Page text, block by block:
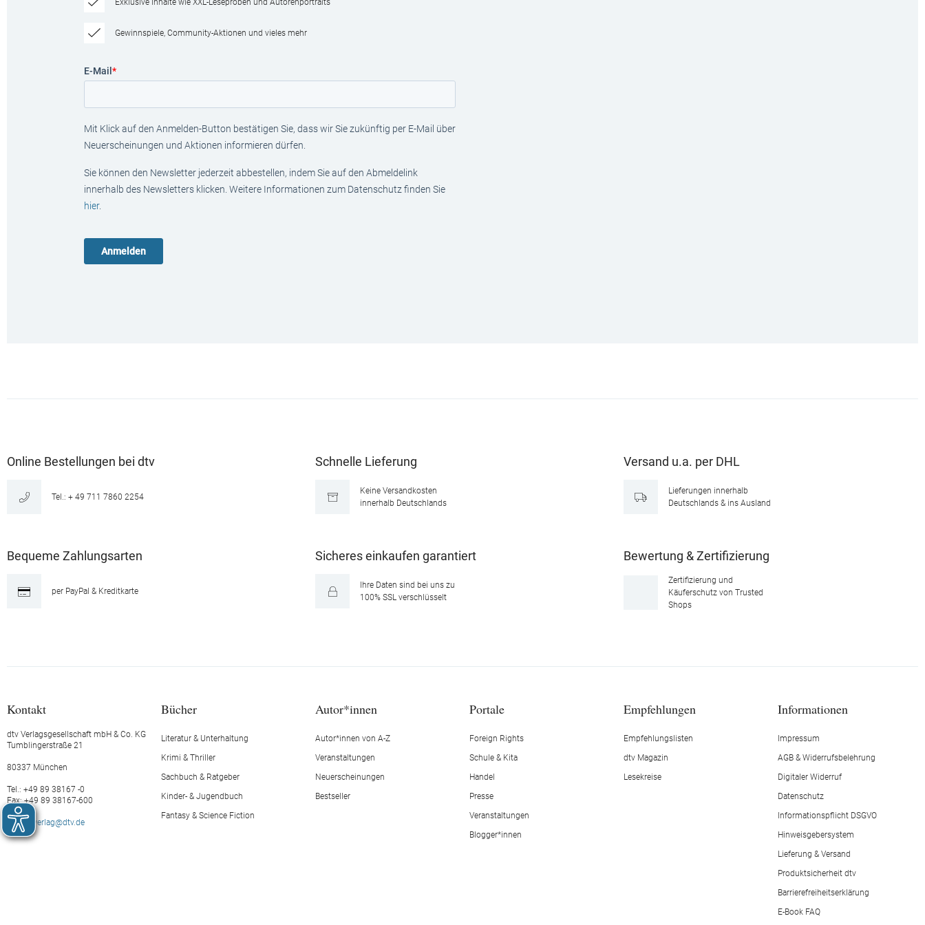
Exklusive Inhalte wie XXL-Leseproben und Autorenportraits
Gewinnspiele, Community-Aktionen und vieles mehr
E-Mail *
Mit Klick auf den Anmelden-Button bestätigen Sie, dass wir Sie zukünftig per E-Mail über
Neuerscheinungen und Aktionen informieren dürfen.
Sie können den Newsletter jederzeit abbestellen, indem Sie auf den Abmeldelink
innerhalb des Newsletters klicken. Weitere Informationen zum Datenschutz finden Sie
hier.
Online Bestellungen bei dtv
Tel.: + 49 711 7860 2254
Schnelle Lieferung
Keine Versandkosten
innerhalb Deutschlands
Versand u.a. per DHL
Lieferungen innerhalb
Deutschlands & ins Ausland
Bequeme Zahlungsarten
per PayPal & Kreditkarte
Sicheres einkaufen garantiert
Ihre Daten sind bei uns zu
100% SSL verschlüsselt
Bewertung & Zertifizierung
Zertifizierung und
Käuferschutz von Trusted
Shops
Kontakt
dtv Verlagsgesellschaft mbH & Co. KG
Tumblingerstraße 21
80337 München
Tel.: +49 89 38167 -0
Fax: +49 89 38167-600
E-Mail: verlag@dtv.de
Bücher
Literatur & Unterhaltung
Krimi & Thriller
Sachbuch & Ratgeber
Kinder- & Jugendbuch
Fantasy & Science Fiction
Autor*innen
Autor*innen von A-Z
Veranstaltungen
Neuerscheinungen
Bestseller
Portale
Foreign Rights
Schule & Kita
Handel
Presse
Veranstaltungen
Blogger*innen
Empfehlungen
Empfehlungslisten
dtv Magazin
Lesekreise
Informationen
Impressum
AGB & Widerrufsbelehrung
Digitaler Widerruf
Datenschutz
Informationspflicht DSGVO
Hinweisgebersystem
Lieferung & Versand
Produktsicherheit dtv
Barrierefreiheitserklärung
E-Book FAQ